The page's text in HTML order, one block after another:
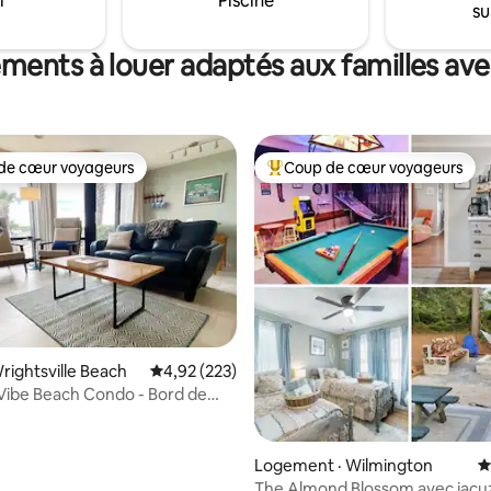
à louer adaptés aux familles
5, 211 commentaires
cœur voyageurs parmi les plus aimés
cœur voyageurs
Beach Note moyenne de 4,92 sur 5, 223
4,92 (223)
Beach Condo - Bord de
Coup de cœur voyageurs
Coup de cœur voyageurs
Logement · Wilmington